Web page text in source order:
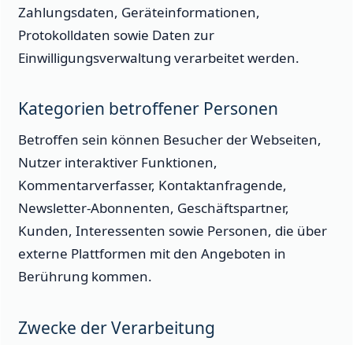
Zahlungsdaten, Geräteinformationen,
Protokolldaten sowie Daten zur
Einwilligungsverwaltung verarbeitet werden.
Kategorien betroffener Personen
Betroffen sein können Besucher der Webseiten,
Nutzer interaktiver Funktionen,
Kommentarverfasser, Kontaktanfragende,
Newsletter-Abonnenten, Geschäftspartner,
Kunden, Interessenten sowie Personen, die über
externe Plattformen mit den Angeboten in
Berührung kommen.
Zwecke der Verarbeitung